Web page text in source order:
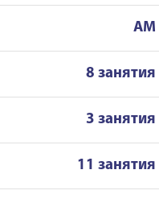
AM
8 занятия
3 занятия
11 занятия